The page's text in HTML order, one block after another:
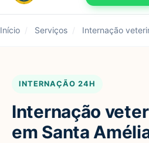
Início / Serviços / Internação
INTERNAÇÃO 24H
Internação
em Santa